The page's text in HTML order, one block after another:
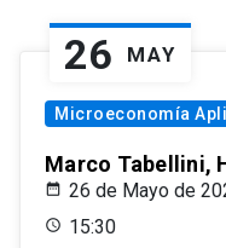
26 MAY
Microeconomía
Marco Tabellini,
26 de Mayo de
15:30